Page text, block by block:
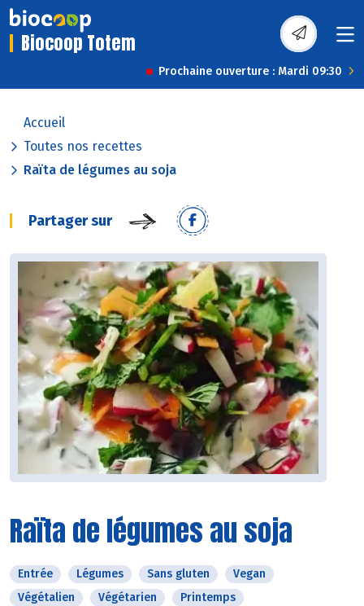
Biocoop Totem
Prochaine ouverture : Mardi 09:30
Accueil
Toutes nos recettes
Raïta de légumes au soja
Partager sur
Raïta de légumes au soja
Entrée Légumes Sans gluten
Vegan
Végétalien
Végétarien Printemps